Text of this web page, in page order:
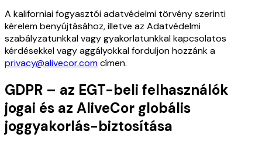
A kaliforniai fogyasztói adatvédelmi törvény szerinti
kérelem benyújtásához, illetve az Adatvédelmi
szabályzatunkkal vagy gyakorlatunkkal kapcsolatos
kérdésekkel vagy aggályokkal forduljon hozzánk a
privacy@alivecor.comcímen.
GDPR – az EGT-beli felhasználók
jogai és az AliveCor globális
joggyakorlás-biztosítása